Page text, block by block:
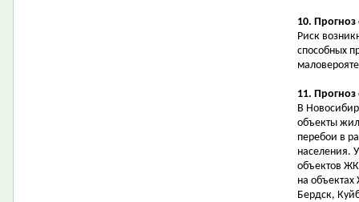
10. Прогноз
Риск
способных
11.
В
объекты
перебои в
населения.
объектов
на
Бердск,